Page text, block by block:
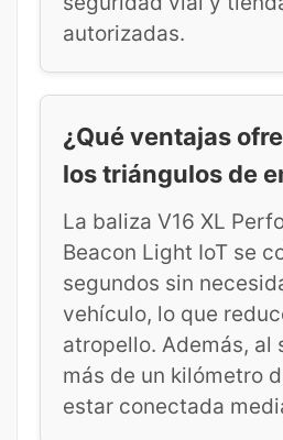
autorizadas.
¿Qué ventajas
los triángulos de
La baliza V16 XL
Beacon Light IoT se
segundos sin
vehículo, lo que
atropello. Además, al
más de un kilómetro
estar conectada